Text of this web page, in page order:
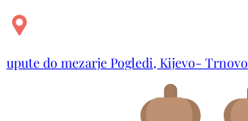
upute do mezarje Pogledi, Kijevo- Trnovo